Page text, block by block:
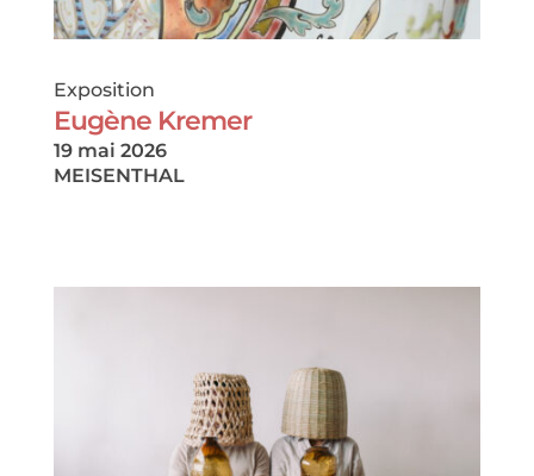
Exposition
Eugène Kremer
19 mai 2026
MEISENTHAL